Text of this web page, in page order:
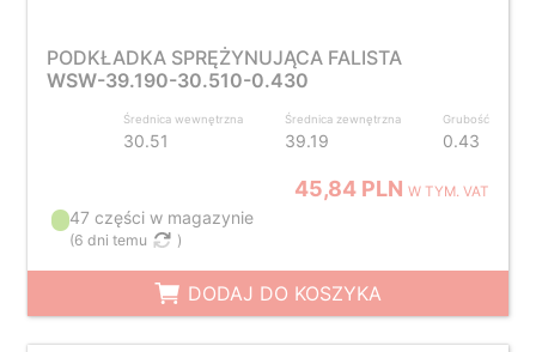
PODKŁADKA SPRĘŻYNUJĄCA FALISTA
WSW-39.190-30.510-0.430
Średnica wewnętrzna
30.51
Średnica zewnętrzna
39.19
Grubość
0.43
45,84 PLNW TYM. VAT
47 części w magazynie
(6 dni temu )
DODAJ DO KOSZYKA